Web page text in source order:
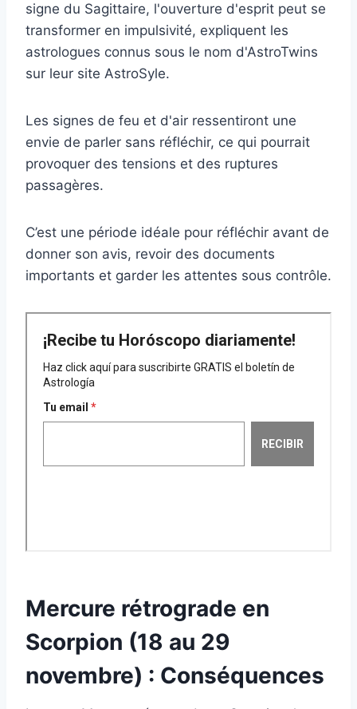
signe du Sagittaire, l'ouverture d'esprit peut se
transformer en impulsivité, expliquent les
astrologues connus sous le nom d'AstroTwins
sur leur site AstroSyle.
Les signes de feu et d'air ressentiront une
envie de parler sans réfléchir, ce qui pourrait
provoquer des tensions et des ruptures
passagères.
C’est une période idéale pour réfléchir avant de
donner son avis, revoir des documents
importants et garder les attentes sous contrôle.
Mercure rétrograde en
Scorpion (18 au 29
novembre) : Conséquences